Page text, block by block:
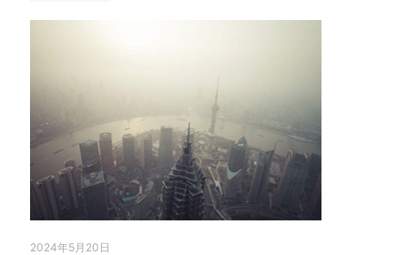
2024年5月20日